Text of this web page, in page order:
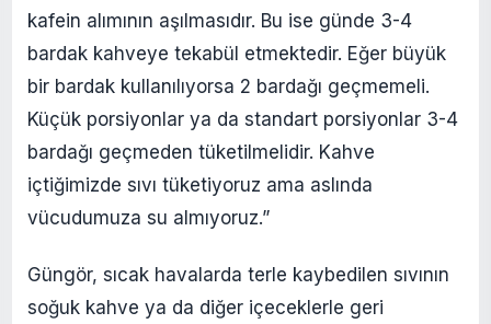
kafein alımının aşılmasıdır. Bu ise günde 3-4
bardak kahveye tekabül etmektedir. Eğer büyük
bir bardak kullanılıyorsa 2 bardağı geçmemeli.
Küçük porsiyonlar ya da standart porsiyonlar 3-4
bardağı geçmeden tüketilmelidir. Kahve
içtiğimizde sıvı tüketiyoruz ama aslında
vücudumuza su almıyoruz.”
Güngör, sıcak havalarda terle kaybedilen sıvının
soğuk kahve ya da diğer içeceklerle geri